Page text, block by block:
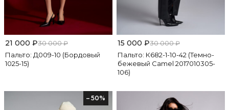
Пальто: Д009-10 (Бордовый
1025-15)
21 000 ₽30 000₽
Пальто: К682-1-10-42 (Темно-
бежевый Camel 2017010305-
106)
15 000 ₽30 000₽
– 50%